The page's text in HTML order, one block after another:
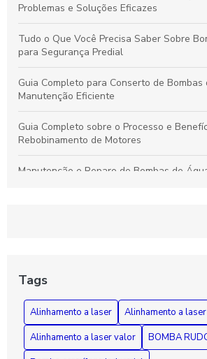
Problemas e Soluções Eficazes
Tudo o Que Você Precisa Saber Sobre
para Segurança Predial
Guia Completo para Conserto de Bombas
Manutenção Eficiente
Guia Completo sobre o Processo e
Rebobinamento de Motores
Manutenção e Reparo de Bombas de
Funcionamento e Manutenção Fundamental
Como Diagnosticar e Reparar Bombas
e Eficiência
Tags
Alinhamento a laser
Alinhamento a
Alinhamento a laser valor
BOMBA